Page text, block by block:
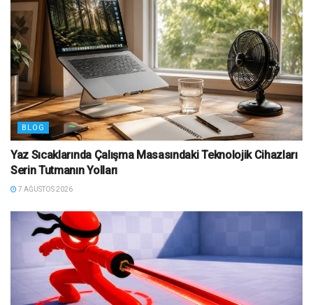
BLOG
Yaz Sıcaklarında Çalışma Masasındaki Teknolojik Cihazları
Serin Tutmanın Yolları
7 AĞUSTOS 2026